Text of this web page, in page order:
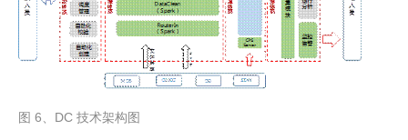
图 6、DC 技术架构图